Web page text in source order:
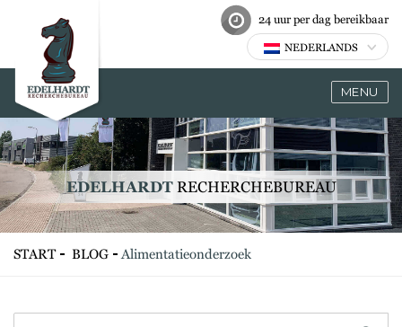
24 uur per dag bereikbaar
NEDERLANDS
MENU
EDELHARDTRECHERCHEBUREAU
START BLOG Alimentatieonderzoek